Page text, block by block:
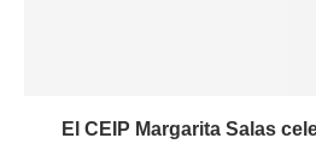
El CEIP Margarita Salas